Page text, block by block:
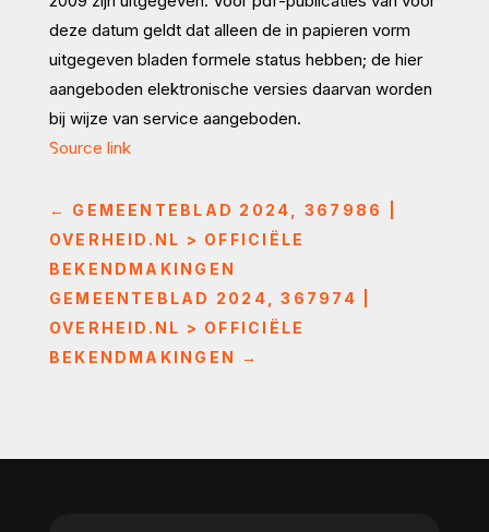
deze datum geldt dat alleen de in papieren vorm
uitgegeven bladen formele status hebben; de hier
aangeboden elektronische versies daarvan worden
bij wijze van service aangeboden.
Source link
← GEMEENTEBLAD 2024, 367986 |
OVERHEID.NL > OFFICIËLE
BEKENDMAKINGEN
GEMEENTEBLAD 2024, 367974 |
OVERHEID.NL > OFFICIËLE
BEKENDMAKINGEN →